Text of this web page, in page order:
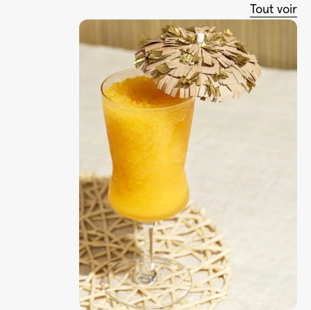
Tout voir